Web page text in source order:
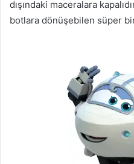
dışındaki maceralara
botlara dönüşebilen süper